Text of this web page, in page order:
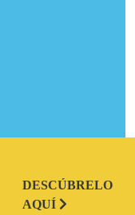
DESCÚBRELO
AQUÍ